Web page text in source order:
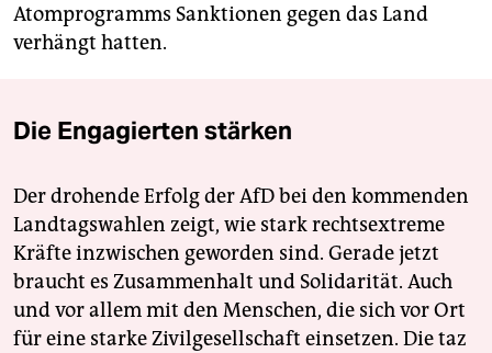
Atomprogramms Sanktionen gegen das Land
verhängt hatten.
Die Engagierten stärken
Der drohende Erfolg der AfD bei den kommenden
Landtagswahlen zeigt, wie stark rechtsextreme
Kräfte inzwischen geworden sind. Gerade jetzt
braucht es Zusammenhalt und Solidarität. Auch
und vor allem mit den Menschen, die sich vor Ort
für eine starke Zivilgesellschaft einsetzen. Die taz